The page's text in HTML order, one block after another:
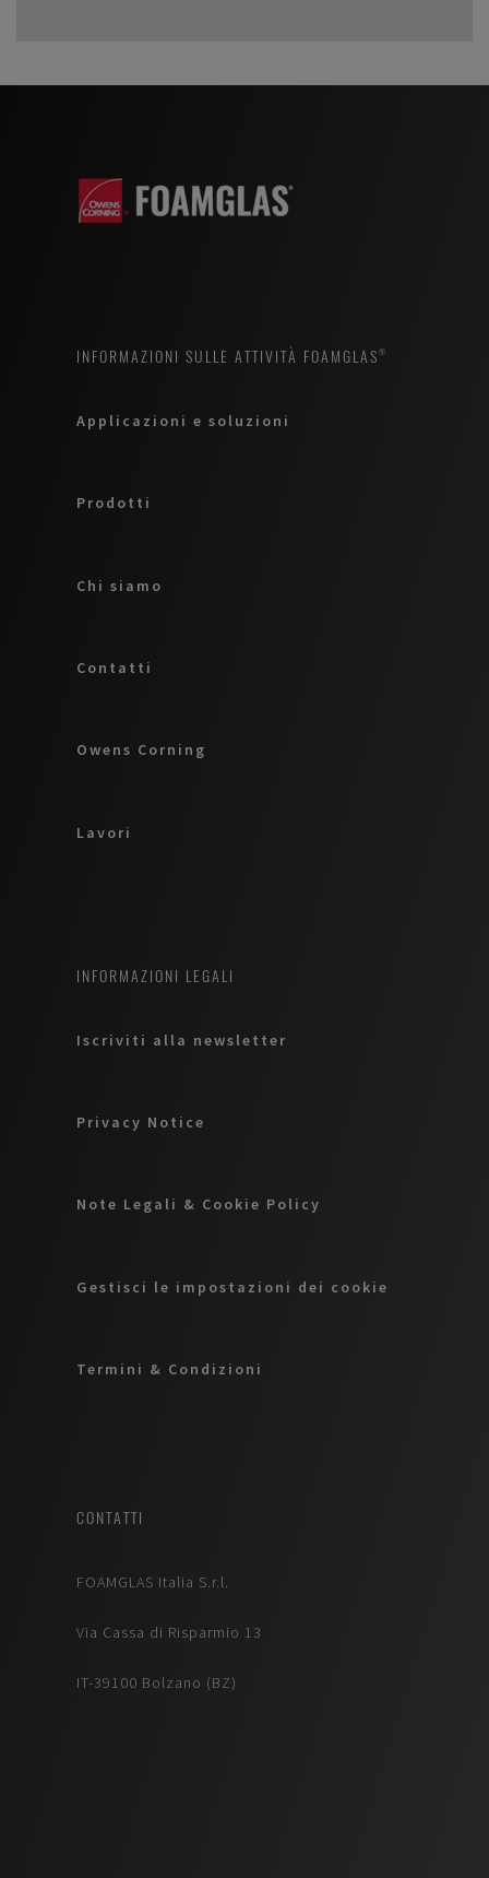
INFORMAZIONI SULLE ATTIVITÀ FOAMGLAS®
Applicazioni e soluzioni
Prodotti
Chi siamo
Contatti
Owens Corning
Lavori
INFORMAZIONI LEGALI
Iscriviti alla newsletter
Privacy Notice
Note Legali & Cookie Policy
Gestisci le impostazioni dei cookie
Termini & Condizioni
CONTATTI
FOAMGLAS Italia S.r.l.
Via Cassa di Risparmio 13
IT-39100 Bolzano (BZ)